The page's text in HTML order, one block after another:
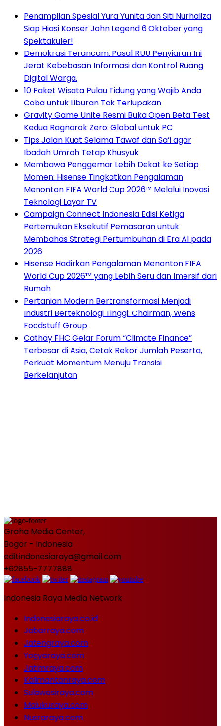
Penampilan Spesial Yura Yunita dan Siti Nurhaliza
Siap Hiasi Konser John Legend 6 Oktober yang
Spektakuler!
Demokrasi Terancam: Pasal RUU Penyiaran Ini
Jerat Kebebasan Informasi dan Kontrol Ruang
Digital Warga.
10 Paket Wisata Pulau Tidung yang Wajib Anda
Coba untuk Liburan Tak Terlupakan
Gravity Game Unite Resmi Buka Open Beta Test
Kedua Ragnarok Zero: Global untuk PC
Tips Jalan Kuat Selama Tawaf dan Sa’i agar
Ibadah Umroh Tetap Khusyuk
Membawa Penggemar Lebih Dekat ke Setiap
Momen: Hisense Tingkatkan Pengalaman
Menonton FIFA World Cup 2026™ Melalui Inovasi
Teknologi Layar TV
Campaign Connect Indonesia Edisi Ketiga
Pertemukan Eksekutif Pemasaran untuk
Membahas Strategi Pertumbuhan di Era AI pada
2026
Hisense Hadirkan Pengalaman Menonton FIFA
World Cup 2026™ yang Lebih Seru dan Imersif dari
Rumah
Pertanian Modern Bertransformasi Menjadi
Industri Berteknologi Tinggi: Chairman, Wens
Foodstuff Group
Cathay FHC Gelar Forum “Climate Finance”
Terbesar di Asia, Cetak Rekor Jumlah Peserta,
Perkuat Momentum Menuju Transisi
Berkelanjutan
Graha Media Center,
Bogor - Indonesia
editindonesiaraya@gmail.com
+62855-7777888
Indonesia Raya Media Network
Indonesiaraya.co.id
Jabarraya.com
Jatengraya.com
Yogyaraya.com
Jatimraya.com
Kalimantanraya.com
Sulawesiraya.com
Malukuraya.com
Nusraraya.com